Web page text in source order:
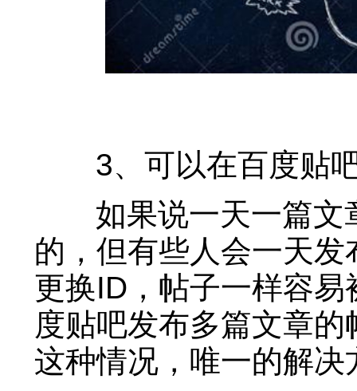
3、可以在百度贴吧
如果说一天一篇文
的，但有些人会一天
更换ID，帖子一样容
度贴吧发布多篇文章
这种情况，唯一的解决